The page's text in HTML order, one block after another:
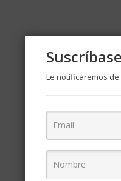
Le notificaremos